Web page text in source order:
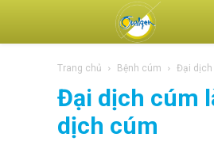
Trang chủ Bệnh cúm Đại dịch
Đại dịch cúm
dịch cúm